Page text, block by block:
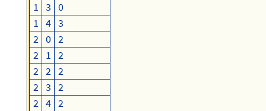
1 3 0
1 4 3
2 0 2
2
1 2
2 2 2
2 3 2
2 4 2